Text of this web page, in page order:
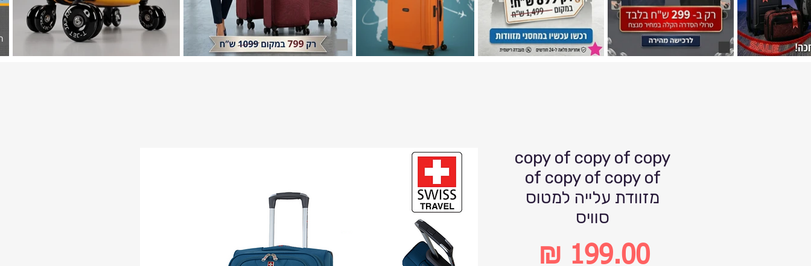
copy of copy of copy
of copy of copy of
מזוודת עלייה למטוס
סוויס
‏199.00 ‏₪